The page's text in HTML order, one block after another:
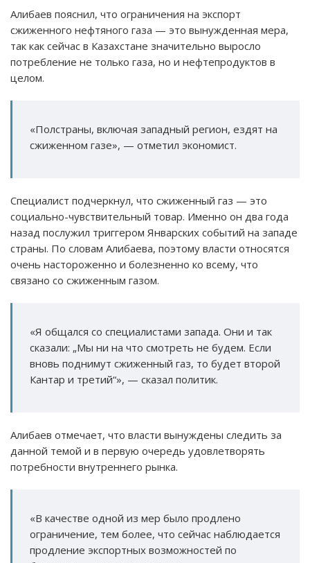
Алибаев пояснил, что ограничения на экспорт
сжиженного нефтяного газа — это вынужденная мера,
так как сейчас в Казахстане значительно выросло
потребление не только газа, но и нефтепродуктов в
целом.
«Полстраны, включая западный регион, ездят на
сжиженном газе», — отметил экономист.
Специалист подчеркнул, что сжиженный газ — это
социально-чувствительный товар. Именно он два года
назад послужил триггером Январских событий на западе
страны. По словам Алибаева, поэтому власти относятся
очень настороженно и болезненно ко всему, что
связано со сжиженным газом.
«Я общался со специалистами запада. Они и так
сказали: „Мы ни на что смотреть не будем. Если
вновь поднимут сжиженный газ, то будет второй
Кантар и третий“», — сказал политик.
Алибаев отмечает, что власти вынуждены следить за
данной темой и в первую очередь удовлетворять
потребности внутреннего рынка.
«В качестве одной из мер было продлено
ограничение, тем более, что сейчас наблюдается
продление экспортных возможностей по